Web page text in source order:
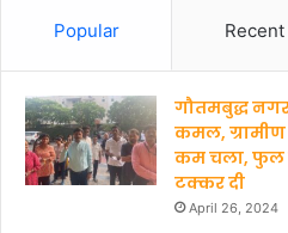
b
o
o
Popular Recent
गौतमबुद्ध
कमल, ग्रामीण
कम चला, फुल
टक्कर दी
April 26, 2024